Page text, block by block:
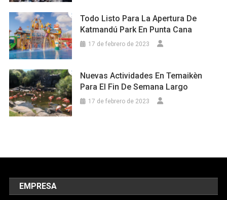
Todo Listo Para La Apertura De
Katmandú Park En Punta Cana
17 de febrero de 2023
Nuevas Actividades En Temaikèn
Para El Fin De Semana Largo
17 de febrero de 2023
EMPRESA